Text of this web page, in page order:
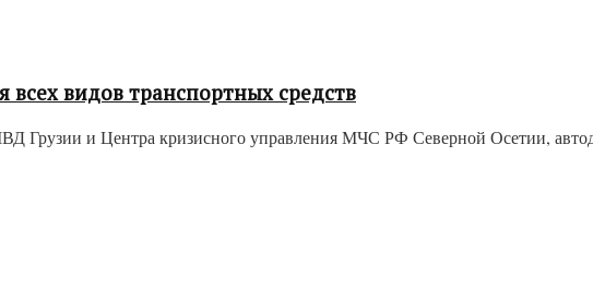
видов транспортных средств
Грузии и Центра кризисного управления МЧС РФ Северной Осетии,